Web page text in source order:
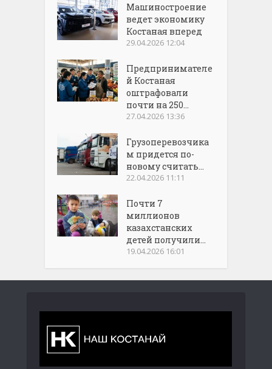
Машиностроение
ведет экономику
Костаная вперед
29.04.2026 12:04
Предпринимателе
й Костаная
оштрафовали
почти на 250...
27.04.2026 13:36
Грузоперевозчика
м придется по-
новому считать...
22.04.2026 11:11
Почти 7
миллионов
казахстанских
детей получили...
19.04.2026 16:01